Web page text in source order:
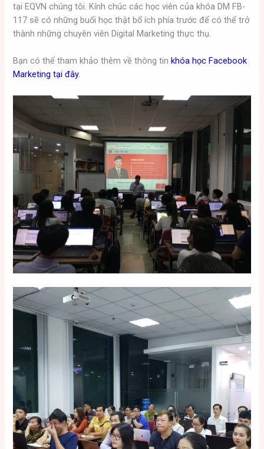
tại EQVN chúng tôi. Kính chúc các học viên của khóa DM FB-
117 sẽ có những buổi học thật bổ ích phía trước để có thể trở
thành những chuyên viên Digital Marketing thực thụ.
Bạn có thể tham khảo thêm về thông tinkhóa học Facebook
Marketing tại đây.